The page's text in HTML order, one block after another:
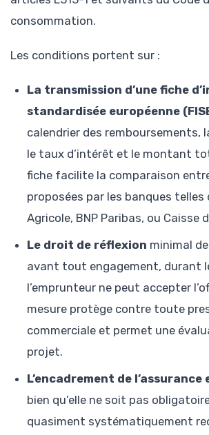
consommation.
Les conditions portent sur :
La transmission d’une fiche
standardisée européenne
calendrier des remboursements,
le taux d’intérêt et le montant
fiche facilite la comparaison
proposées par les banques telles
Agricole, BNP Paribas, ou Caisse
Le droit de réflexion minimal
avant tout engagement, durant
l’emprunteur ne peut accepter
mesure protège contre toute
commerciale et permet une
projet.
L’encadrement de
bien qu’elle ne soit pas
quasiment systématiquement